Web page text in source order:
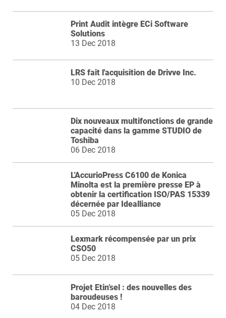
Print Audit intègre ECi Software
Solutions
13 Dec 2018
LRS fait l'acquisition de Drivve Inc.
10 Dec 2018
Dix nouveaux multifonctions de grande
capacité dans la gamme STUDIO de
Toshiba
06 Dec 2018
L'AccurioPress C6100 de Konica
Minolta est la première presse EP à
obtenir la certification ISO/PAS 15339
décernée par Idealliance
05 Dec 2018
Lexmark récompensée par un prix
CSO50
05 Dec 2018
Projet Etin’sel : des nouvelles des
baroudeuses !
04 Dec 2018